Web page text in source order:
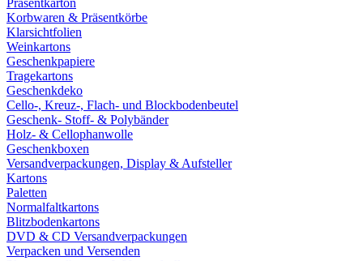
Präsentkarton
Korbwaren & Präsentkörbe
Klarsichtfolien
Weinkartons
Geschenkpapiere
Tragekartons
Geschenkdeko
Cello-, Kreuz-, Flach- und Blockbodenbeutel
Geschenk- Stoff- & Polybänder
Holz- & Cellophanwolle
Geschenkboxen
Versandverpackungen, Display & Aufsteller
Kartons
Paletten
Normalfaltkartons
Blitzbodenkartons
DVD & CD Versandverpackungen
Verpacken und Versenden